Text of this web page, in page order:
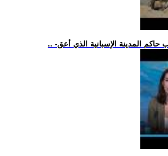
حاكم المدينة الإسبانية الذي أعق